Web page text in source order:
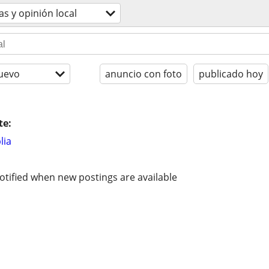
y opinión local
anuncio con foto publicado hoy
when new postings are available